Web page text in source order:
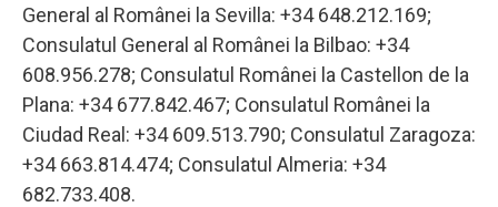
General al Românei la Sevilla: +34 648.212.169;
Consulatul General al Românei la Bilbao: +34
608.956.278; Consulatul Românei la Castellon de la
Plana: +34 677.842.467; Consulatul Românei la
Ciudad Real: +34 609.513.790; Consulatul Zaragoza:
+34 663.814.474; Consulatul Almeria: +34
682.733.408.